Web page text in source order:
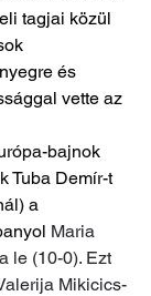
tagjai közül
és
vette az
bajnok
Tuba Demír-t
a
Maria
le (10-0). Ezt
Mikicics-